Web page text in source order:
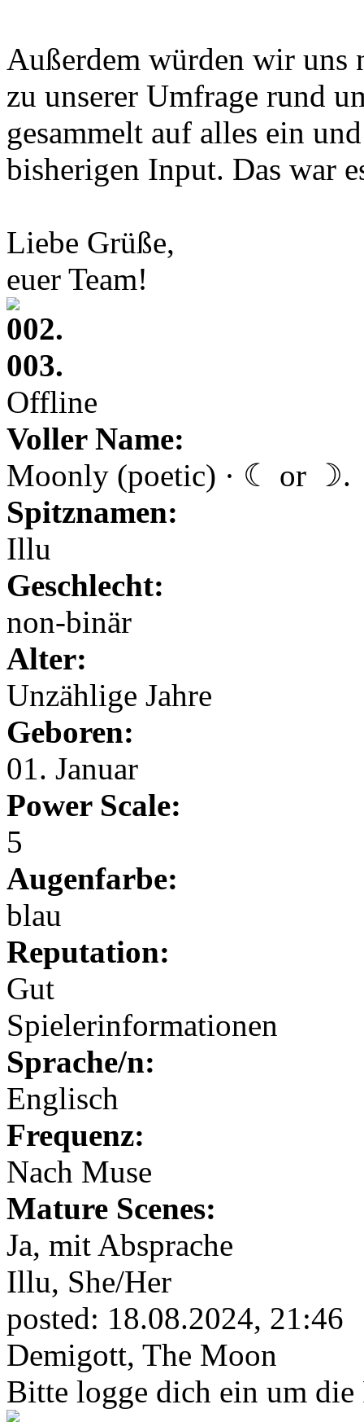
Außerdem würden wir uns
zu unserer Umfrage rund
gesammelt auf alles ein
bisherigen Input. Das war
Liebe Grüße,
euer Team!
002.
003.
Offline
Voller Name:
Moonly (poetic) · ☾ or ☽.
Spitznamen:
Illu
Geschlecht:
non-binär
Alter:
Unzählige Jahre
Geboren:
01. Januar
Power Scale:
5
Augenfarbe:
blau
Reputation:
Gut
Spielerinformationen
Sprache/n:
Englisch
Frequenz:
Nach Muse
Mature Scenes:
Ja, mit Absprache
Illu, She/Her
posted: 18.08.2024, 21:46
Demigott, The Moon
Bitte logge dich ein um die